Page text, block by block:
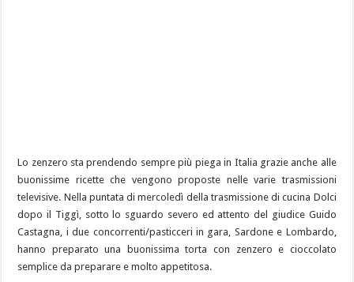
Lo zenzero sta prendendo sempre più piega in Italia grazie anche alle
buonissime ricette che vengono proposte nelle varie trasmissioni
televisive. Nella puntata di mercoledì della trasmissione di cucina Dolci
dopo il Tiggì, sotto lo sguardo severo ed attento del giudice Guido
Castagna, i due concorrenti/pasticceri in gara, Sardone e Lombardo,
hanno preparato una buonissima torta con zenzero e cioccolato
semplice da preparare e molto appetitosa.